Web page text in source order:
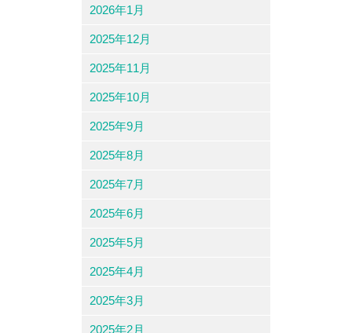
2026年1月
2025年12月
2025年11月
2025年10月
2025年9月
2025年8月
2025年7月
2025年6月
2025年5月
2025年4月
2025年3月
2025年2月